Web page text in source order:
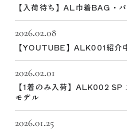
【入荷待ち】AL巾着BAG・
2026.02.08
【YOUTUBE】ALK001紹介
2026.02.01
【1着のみ入荷】ALK002 SP
モデル
2026.01.25